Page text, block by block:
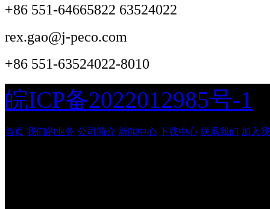
+86 551-64665822 63524022
rex.gao@j-peco.com
+86 551-63524022-8010
皖ICP备2022012985号-1
首页 我们的业务 公司简介 新闻中心 下载中心 联系我们 加入